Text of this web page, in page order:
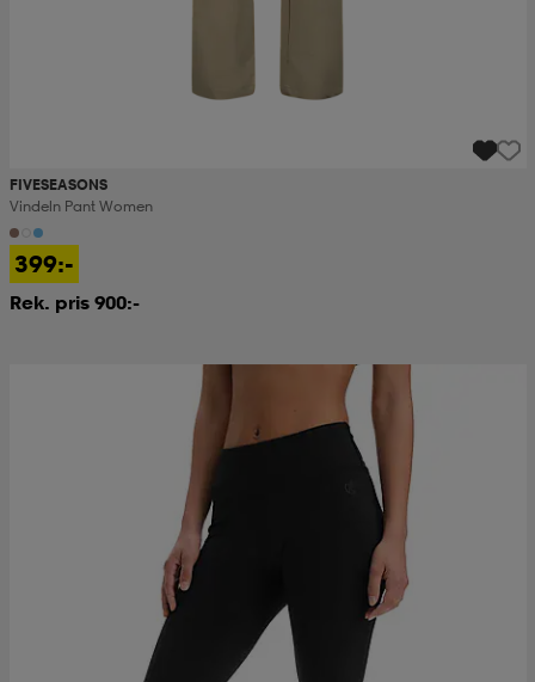
FIVESEASONS
Vindeln Pant Women
399:-
Rek. pris 900:-